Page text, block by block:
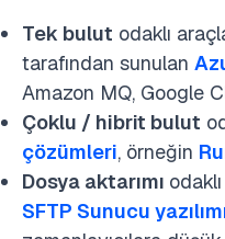
Tek bulut odaklı
tarafından sunulan
Amazon MQ, Google
Çoklu / hibrit bulut
çözümleri, örneğin
Dosya aktarımı
SFTP Sunucu